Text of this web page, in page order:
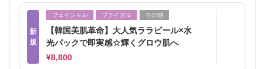
新
規
フェイシャル ブライダル その他
【韓国美肌革命】大人気ララピール×水
光パックで即実感☆輝くグロウ肌へ
¥8,800